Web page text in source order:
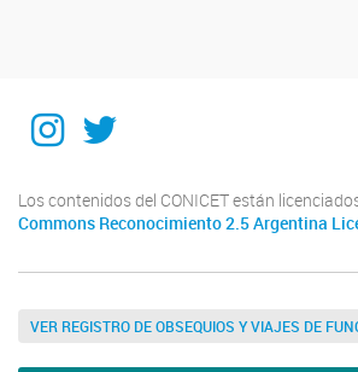
Instagram
Twitter
Los contenidos del CONICET están
Commons Reconocimiento 2.5 Argentina
VER REGISTRO DE OBSEQUIOS Y VIAJES DE